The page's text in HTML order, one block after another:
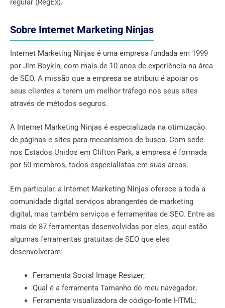
regular (RegEx).
Sobre Internet Marketing Ninjas
Internet Marketing Ninjas é uma empresa fundada em 1999
por Jim Boykin, com mais de 10 anos de experiência na área
de SEO. A missão que a empresa se atribuiu é apoiar os
seus clientes a terem um melhor tráfego nos seus sites
através de métodos seguros.
A Internet Marketing Ninjas é especializada na otimização
de páginas e sites para mecanismos de busca. Com sede
nos Estados Unidos em Clifton Park, a empresa é formada
por 50 membros, todos especialistas em suas áreas.
Em particular, a Internet Marketing Ninjas oferece a toda a
comunidade digital serviços abrangentes de marketing
digital, mas também serviços e ferramentas de SEO. Entre as
mais de 87 ferramentas desenvolvidas por eles, aqui estão
algumas ferramentas gratuitas de SEO que eles
desenvolveram:
Ferramenta Social Image Resizer;
Qual é a ferramenta Tamanho do meu navegador;
Ferramenta visualizadora de código-fonte HTML;